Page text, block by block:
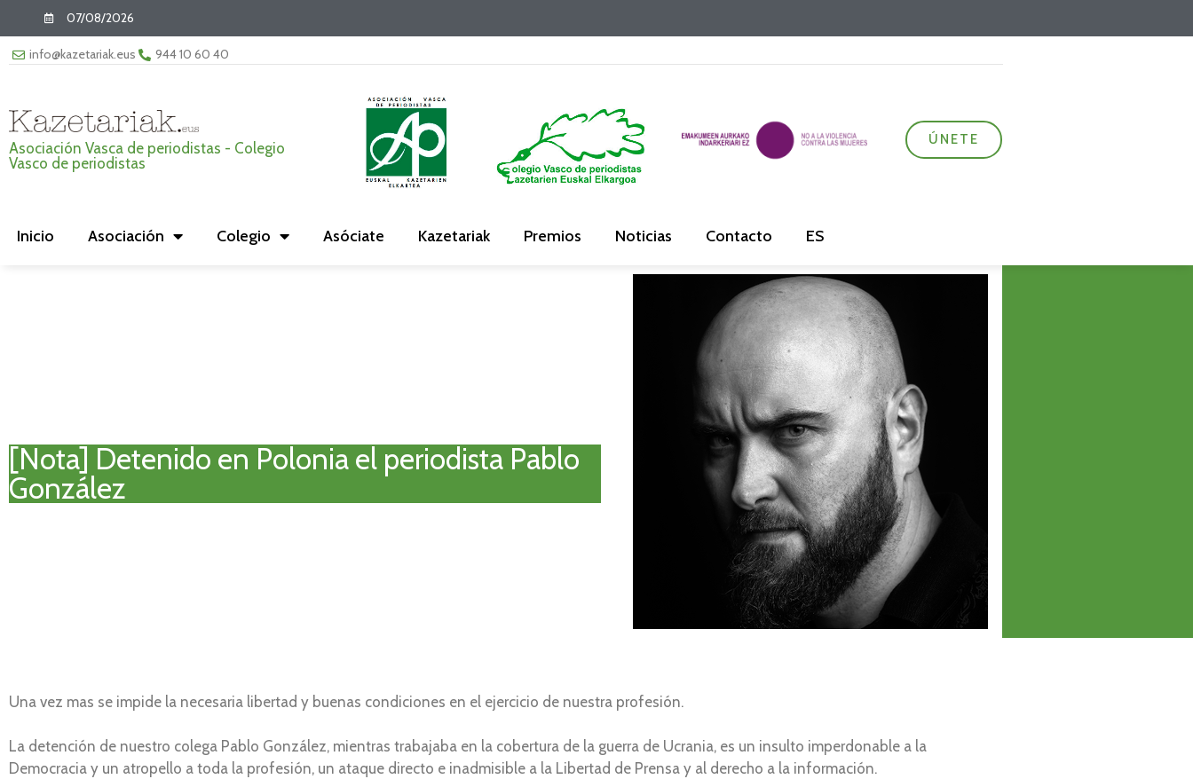
07/08/2026
info@kazetariak.eus 944 10 60 40
Asociación Vasca de periodistas - Colegio
Vasco de periodistas
ÚNETE
Inicio Asociación Colegio Asóciate Kazetariak Premios Noticias Contacto ES
[Nota] Detenido en Polonia el periodista Pablo
González
Una vez mas se impide la necesaria libertad y buenas condiciones en el ejercicio de nuestra profesión.
La detención de nuestro colega Pablo González, mientras trabajaba en la cobertura de la guerra de Ucrania, es un insulto imperdonable a la
Democracia y un atropello a toda la profesión, un ataque directo e inadmisible a la Libertad de Prensa y al derecho a la información.